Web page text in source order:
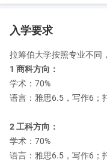
学校有非常便利的公共交
公交车站。
银行商店
作为一个拥有22，000名
区、学校提供一系列广泛
店、剧场和电影院，餐馆
娱乐与休闲
学校配有一流的设施以确
入学要求
拉筹伯大学按照专业不同
1 商科方向：
学术：70%
语言：雅思6.5，写作6；
2 工科方向：
学术：70%
语言：雅思6.5，写作6；